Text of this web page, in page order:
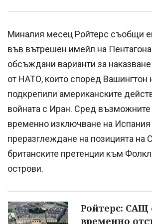
Миналия месец Ройтерс съобщи
във вътрешен имейл на
обсъждани варианти за
от НАТО, които според Вашингтон
подкрепили американските
войната с Иран. Сред
временно изключване на
преразглеждане на позицията на
британските претенции към
острови.
Ройтерс: САЩ
временно